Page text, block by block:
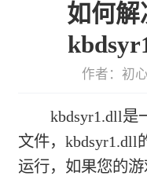
如何解
作者：初心
kbdsyr1.dll是
文件，kbdsyr1.dll
运行，如果您的